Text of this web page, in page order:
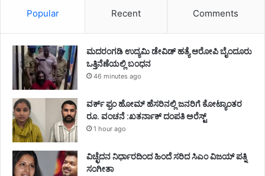
Popular Recent Comments
ಮದರಂಗಡಿ ಉದ್ಯಮಿ ಡೇವಿಡ್ ಹತ್ಯೆ ಆರೋಪಿ ಬೈಂದೂರು
ಒತ್ತಿನೆಣೆಯಲ್ಲಿ ಬಂಧನ
46 minutes ago
ವರ್ಕ್ ಫ್ರಂ ಹೋಮ್ ಹೆಸರಿನಲ್ಲಿ ಜನರಿಗೆ ಕೋಟ್ಯಾಂತರ
ರೂ. ವಂಚನೆ :ಖತರ್ನಾಕ್ ದಂಪತಿ ಅರೆಸ್ಟ್
1 hour ago
ವಿಚ್ಛೆದನ ನಿರ್ಧಾರದಿಂದ ಹಿಂದೆ ಸರಿದ ಸಿಎಂ ವಿಜಯ್ ಪತ್ನಿ
ಸಂಗೀತಾ